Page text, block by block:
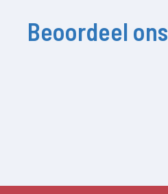
Beoordeel ons